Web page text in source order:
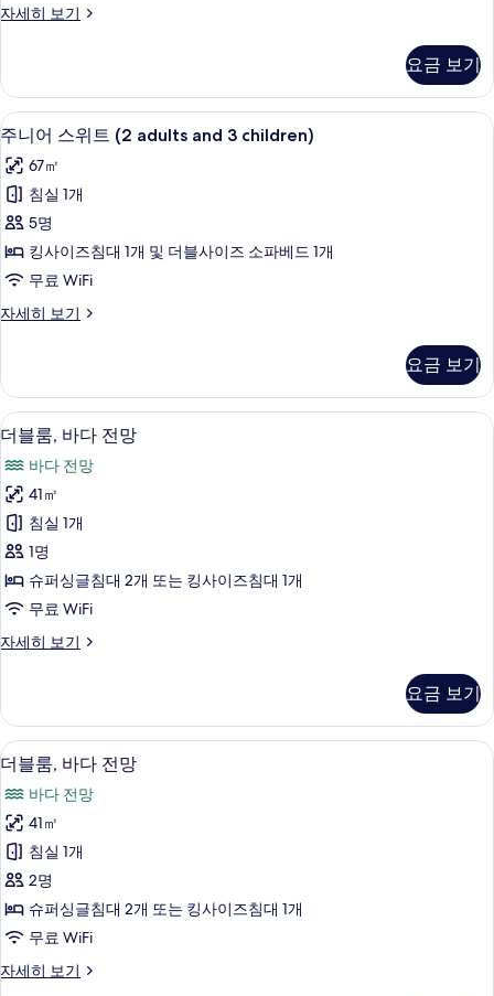
모
기
자세히 보기
스
3
Adults)
자
세
히
보
요금 보기
주
니
어
스
위
트
(2
adults
children)
사
진
모
두
보
기
1 개의 침실, 미니바, 객실 내 금고, 책상
6
주니어 스위트 (2 adults and 3 children)
67㎡
침실 1개
5명
킹사이즈침대 1개 및 더블사이즈 소파베드 1개
무료 WiFi
자세히 보기
주
위
트
(2
adults
and
3
children)
자
세
히
보
기
요금 보기
더
블
룸,
바
다
전
망
사
진
두
보
기
1 개의 침실, 미니바, 객실 내 금고, 책상
8
더블룸, 바다 전망
바다 전망
41㎡
침실 1개
1명
슈퍼싱글침대 2개 또는 킹사이즈침대 1개
무료 WiFi
자세히 보기
더
다
전
망
자
세
히
보
기
요금 보기
더
블
룸,
바
다
전
망
사
진
1 개의 침실, 미니바, 객실 내 금고, 책상
8
더블룸, 바다 전망
바다 전망
41㎡
침실 1개
2명
슈퍼싱글침대 2개 또는 킹사이즈침대 1개
무료 WiFi
자세히 보기
더